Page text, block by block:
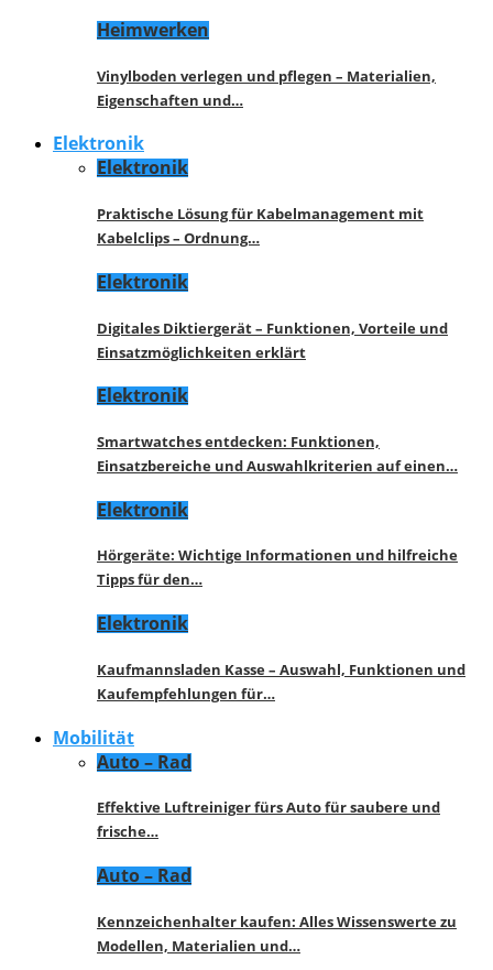
Heimwerken
Vinylboden verlegen und pflegen – Materialien,
Eigenschaften und…
Elektronik
Elektronik
Praktische Lösung für Kabelmanagement mit
Kabelclips – Ordnung…
Elektronik
Digitales Diktiergerät – Funktionen, Vorteile und
Einsatzmöglichkeiten erklärt
Elektronik
Smartwatches entdecken: Funktionen,
Einsatzbereiche und Auswahlkriterien auf einen…
Elektronik
Hörgeräte: Wichtige Informationen und hilfreiche
Tipps für den…
Elektronik
Kaufmannsladen Kasse – Auswahl, Funktionen und
Kaufempfehlungen für…
Mobilität
Auto – Rad
Effektive Luftreiniger fürs Auto für saubere und
frische…
Auto – Rad
Kennzeichenhalter kaufen: Alles Wissenswerte zu
Modellen, Materialien und…